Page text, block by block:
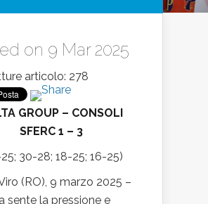
on 9 Mar 2025
articolo: 278
GROUP – CONSOLI
SFERC 1 – 3
30-28; 18-25; 16-25)
(RO), 9 marzo 2025 –
sente la pressione e